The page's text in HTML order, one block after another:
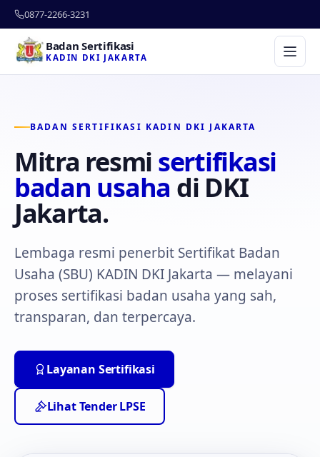
0877-2266-3231
Badan Sertifikasi
KADIN DKI JAKARTA
BADAN SERTIFIKASI KADIN DKI JAKARTA
Mitra resmi sertifikasi
badan usaha di DKI
Jakarta.
Lembaga resmi penerbit Sertifikat Badan
Usaha (SBU) KADIN DKI Jakarta — melayani
proses sertifikasi badan usaha yang sah,
transparan, dan terpercaya.
Layanan Sertifikasi
Lihat Tender LPSE